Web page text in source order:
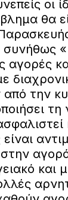
οι
θα
συνήθως
αγορές
από την
τη
και